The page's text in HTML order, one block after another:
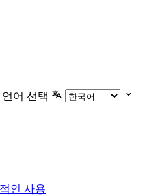
언어 선택
인 사용